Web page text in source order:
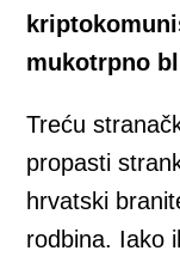
mukotrpno
Treću
propasti
hrvatski
rodbina. Iako